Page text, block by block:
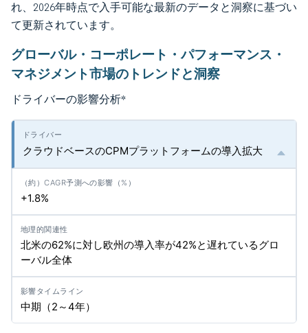
れ、2026年時点で入手可能な最新のデータと洞察に基づい
て更新されています。
グローバル・コーポレート・パフォーマンス・
マネジメント市場のトレンドと洞察
ドライバーの影響分析*
クラウドベースのCPMプラットフォームの導入拡大
+1.8%
北米の62%に対し欧州の導入率が42%と遅れているグロ
ーバル全体
中期（2～4年）